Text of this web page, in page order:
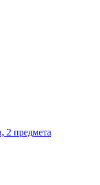
2 предмета